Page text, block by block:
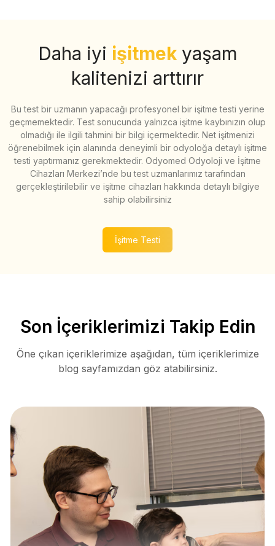
Daha iyi işitmek yaşam
kalitenizi arttırır
Bu test bir uzmanın yapacağı profesyonel bir işitme testi yerine
geçmemektedir. Test sonucunda yalnızca işitme kaybınızın olup
olmadığı ile ilgili tahmini bir bilgi içermektedir. Net işitmenizi
öğrenebilmek için alanında deneyimli bir odyoloğa detaylı işitme
testi yaptırmanız gerekmektedir. Odyomed Odyoloji ve İşitme
Cihazları Merkezi’nde bu test uzmanlarımız tarafından
gerçekleştirilebilir ve işitme cihazları hakkında detaylı bilgiye
sahip olabilirsiniz
İşitme Testi
Son İçeriklerimizi Takip Edin
Öne çıkan içeriklerimize aşağıdan, tüm içeriklerimize
blog sayfamızdan göz atabilirsiniz.